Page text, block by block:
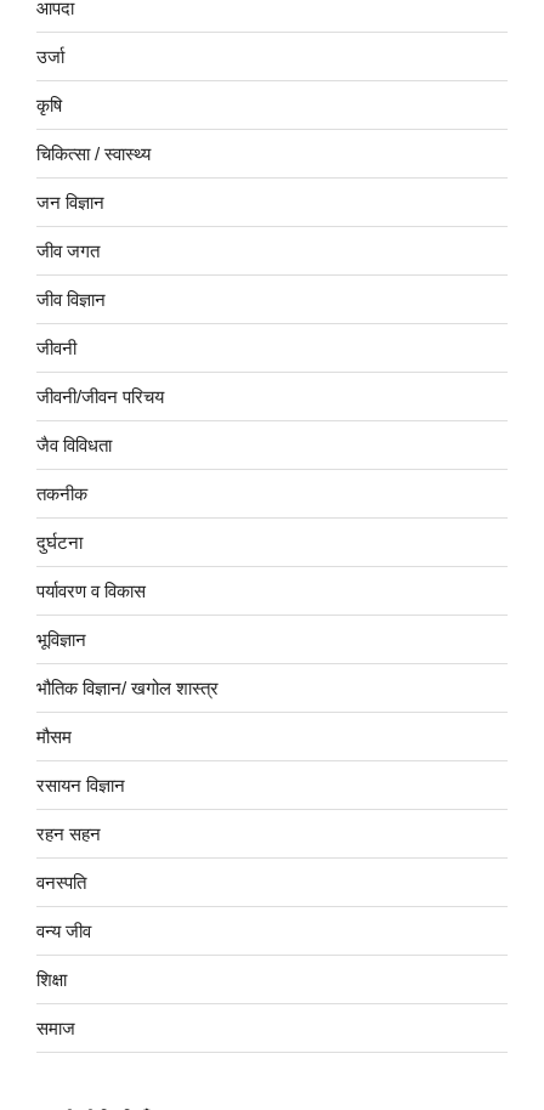
आपदा
उर्जा
कृषि
चिकित्सा / स्वास्थ्य
जन विज्ञान
जीव जगत
जीव विज्ञान
जीवनी
जीवनी/जीवन परिचय
जैव विविधता
तकनीक
दुर्घटना
पर्यावरण व विकास
भूविज्ञान
भौतिक विज्ञान/ खगोल शास्त्र
मौसम
रसायन विज्ञान
रहन सहन
वनस्पति
वन्य जीव
शिक्षा
समाज